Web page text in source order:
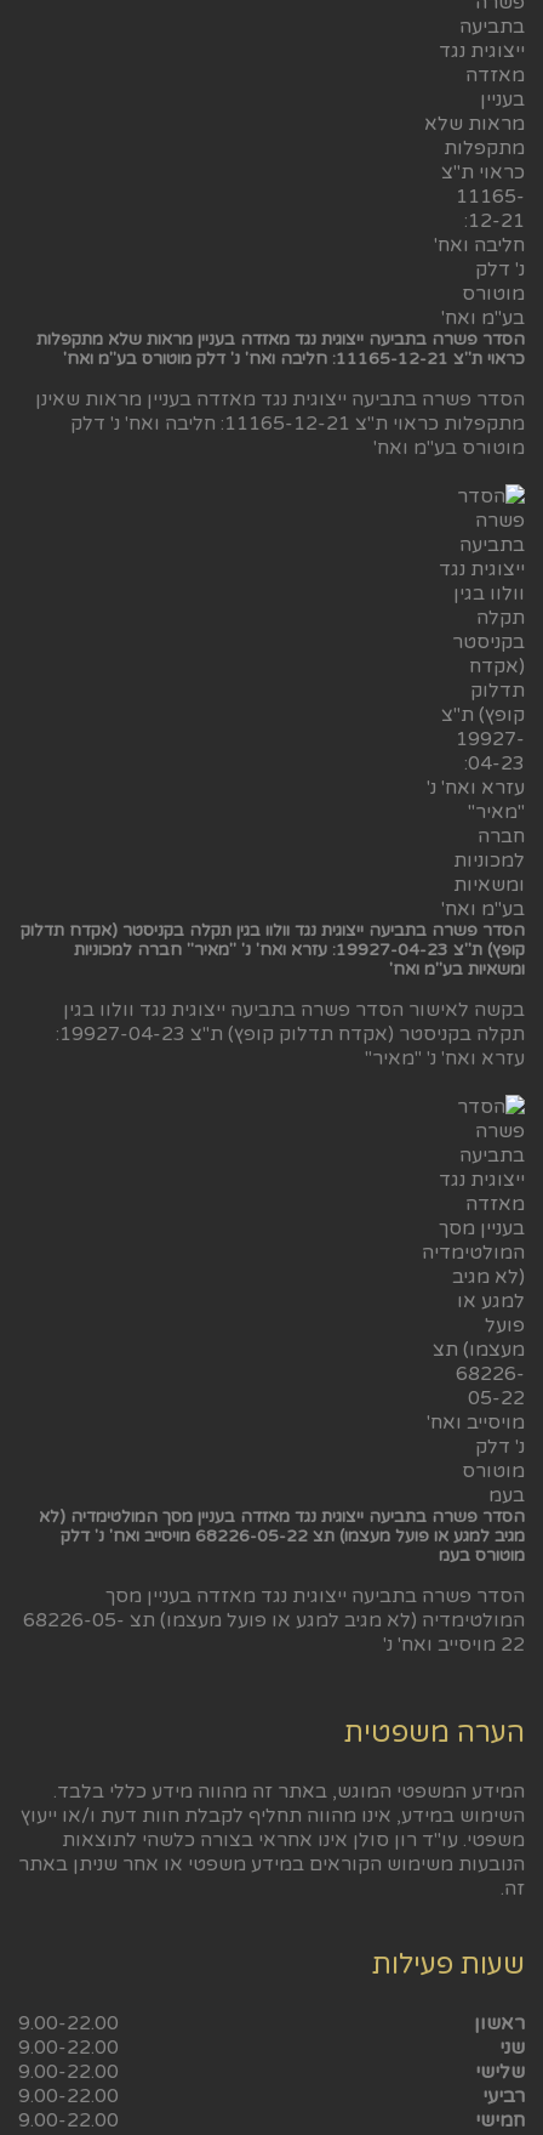
הסדר פשרה בתביעה ייצוגית נגד מאזדה בעניין מראות שלא מתקפלות
כראוי ת"צ 11165-12-21: חליבה ואח' נ' דלק מוטורס בע"מ ואח'
הסדר פשרה בתביעה ייצוגית נגד מאזדה בעניין מראות שאינן
מתקפלות כראוי ת"צ 11165-12-21: חליבה ואח' נ' דלק
מוטורס בע"מ ואח'
הסדר פשרה בתביעה ייצוגית נגד וולוו בגין תקלה בקניסטר (אקדח תדלוק
קופץ) ת"צ 19927-04-23: עזרא ואח' נ' "מאיר" חברה למכוניות
ומשאיות בע"מ ואח'
בקשה לאישור הסדר פשרה בתביעה ייצוגית נגד וולוו בגין
תקלה בקניסטר (אקדח תדלוק קופץ) ת"צ 19927-04-23:
עזרא ואח' נ' "מאיר"
הסדר פשרה בתביעה ייצוגית נגד מאזדה בעניין מסך המולטימדיה (לא
מגיב למגע או פועל מעצמו) תצ 68226-05-22 מויסייב ואח' נ' דלק
מוטורס בעמ
הסדר פשרה בתביעה ייצוגית נגד מאזדה בעניין מסך
המולטימדיה (לא מגיב למגע או פועל מעצמו) תצ 68226-05-
22 מויסייב ואח' נ'
הערה משפטית
המידע המשפטי המוגש, באתר זה מהווה מידע כללי בלבד.
השימוש במידע, אינו מהווה תחליף לקבלת חוות דעת ו/או ייעוץ
משפטי. עו"ד רון סולן אינו אחראי בצורה כלשהי לתוצאות
הנובעות משימוש הקוראים במידע משפטי או אחר שניתן באתר
זה.
שעות פעילות
ראשון
9.00-22.00
שני
9.00-22.00
שלישי
9.00-22.00
רביעי
9.00-22.00
חמישי
9.00-22.00